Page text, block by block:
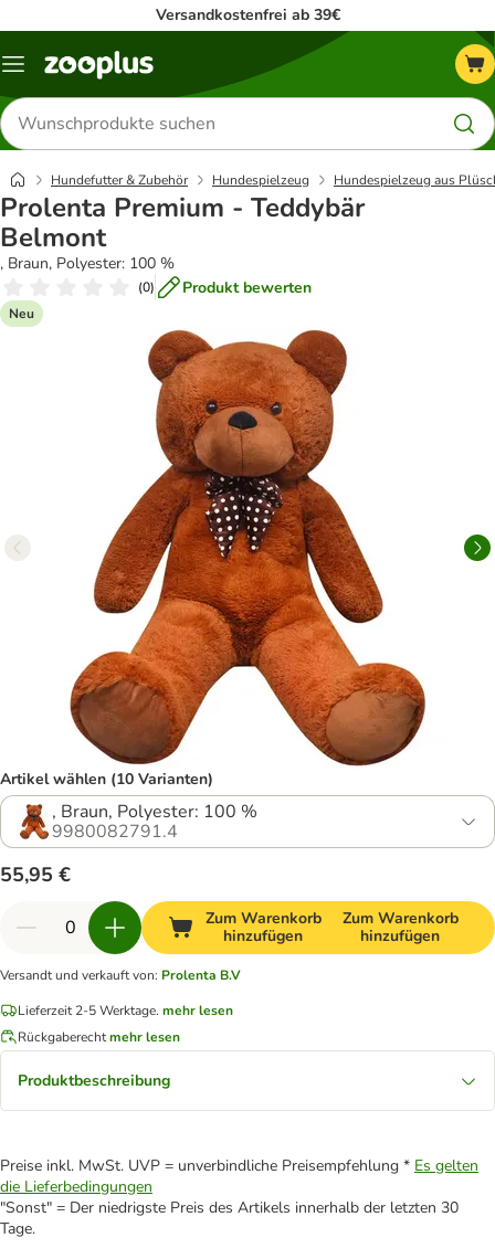
Versandkostenfrei ab 39€
Menü
Produkte
suchen
Hundefutter & Zubehör Hundespielzeug Hundespielzeug aus
Prolenta Premium - Teddybär
Belmont
, Braun, Polyester: 100 %
(0) Produkt bewerten
Neu
Artikel wählen (10 Varianten)
, Braun, Polyester: 100 %
9980082791.4
55,95 €
Zum Warenkorb
hinzufügen
Zum Warenkorb
hinzufügen
Versandt und verkauft von: Prolenta B.V
Lieferzeit 2-5 Werktage. mehr lesen
Rückgaberechtmehr lesen
Produktbeschreibung
Preise inkl. MwSt. UVP = unverbindliche Preisempfehlung * Es gelten
die Lieferbedingungen
"Sonst" = Der niedrigste Preis des Artikels innerhalb der letzten 30
Tage.